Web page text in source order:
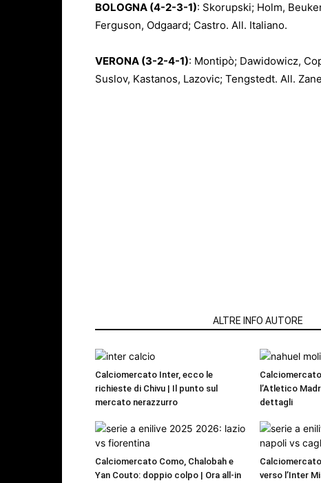
BOLOGNA (4-2-3-1): Skorupski; Holm,
Ferguson, Odgaard; Castro. All. Italiano.
VERONA (3-2-4-1): Montipò; Dawidowicz,
Suslov, Kastanos, Lazovic; Tengstedt. All.
ALTRE INFO AUTORE
Calciomercato Inter, ecco le
richieste di Chivu | Il punto sul
mercato nerazzurro
l’Atletico
dettagli
Calciomercato Como, Chalobah e
Yan Couto: doppio colpo | Ora all-in
verso l’Inter